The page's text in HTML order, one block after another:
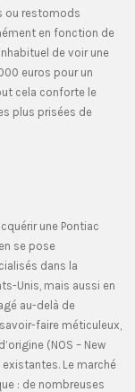
ou restomods
en fonction de
de voir une
euros pour un
cela conforte le
plus prisées de
une Pontiac
se pose
dans la
Unis, mais aussi en
au-delà de
faire méticuleux,
(NOS – New
Le marché
: de nombreuses